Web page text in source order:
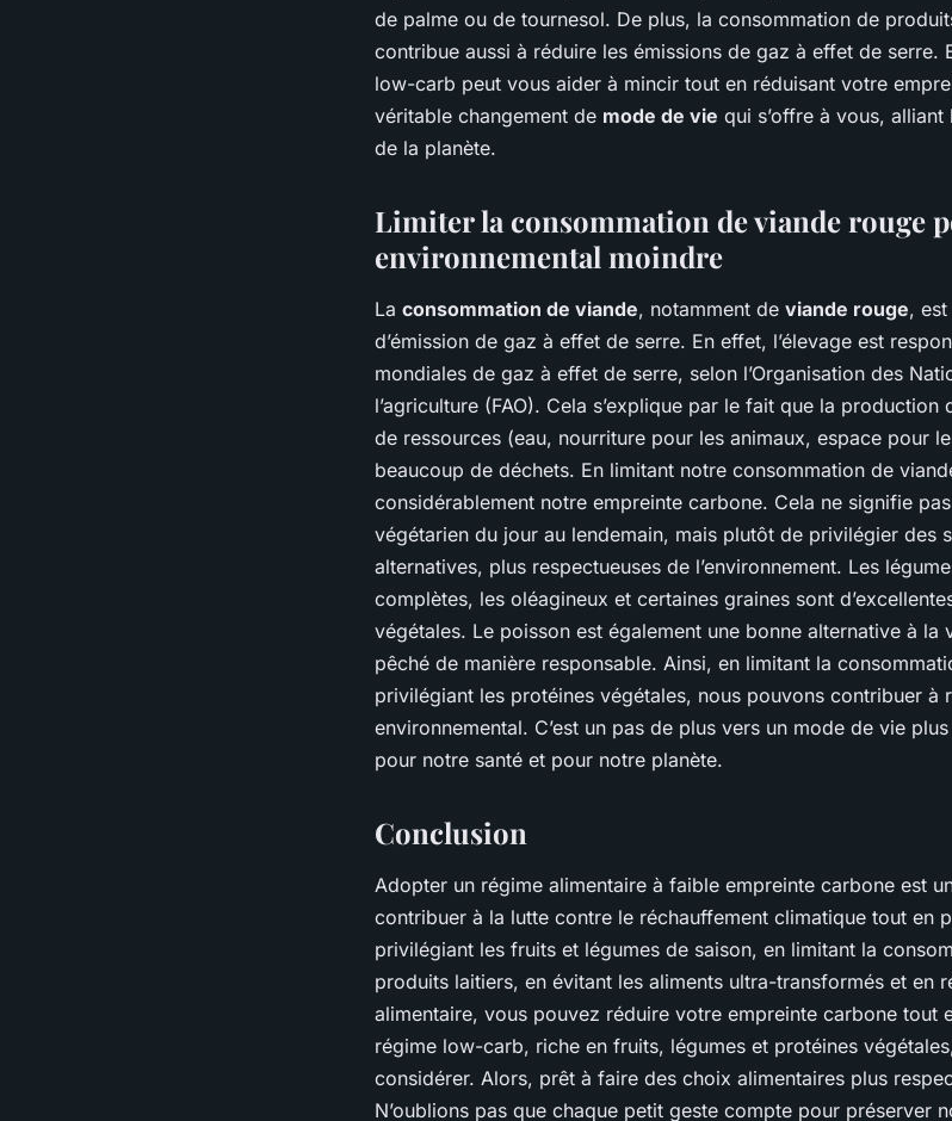
de palme ou de tournesol. De plus, la consommation de
contribue aussi à réduire les émissions de gaz à effet de serre.
low-carb peut vous aider à mincir tout en réduisant votre
véritable changement de mode de vie qui s’offre à vous,
de la planète.
Limiter la consommation de viande rouge
environnemental moindre
La consommation de viande, notamment de viande rouge,
d’émission de gaz à effet de serre. En effet, l’élevage est
mondiales de gaz à effet de serre, selon l’Organisation des
l’agriculture (FAO). Cela s’explique par le fait que la
de ressources (eau, nourriture pour les animaux, espace pour
beaucoup de déchets. En limitant notre consommation de
considérablement notre empreinte carbone. Cela ne signifie
végétarien du jour au lendemain, mais plutôt de privilégier des
alternatives, plus respectueuses de l’environnement. Les
complètes, les oléagineux et certaines graines sont
végétales. Le poisson est également une bonne alternative à la
pêché de manière responsable. Ainsi, en limitant la
privilégiant les protéines végétales, nous pouvons contribuer à
environnemental. C’est un pas de plus vers un mode de vie
pour notre santé et pour notre planète.
Conclusion
Adopter un régime alimentaire à faible empreinte carbone est
contribuer à la lutte contre le réchauffement climatique tout en
privilégiant les fruits et légumes de saison, en limitant la
produits laitiers, en évitant les aliments ultra-transformés et en
alimentaire, vous pouvez réduire votre empreinte carbone tout
régime low-carb, riche en fruits, légumes et protéines
considérer. Alors, prêt à faire des choix alimentaires plus
N’oublions pas que chaque petit geste compte pour préserver